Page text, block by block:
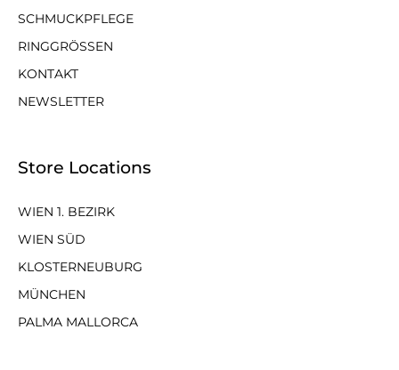
SCHMUCKPFLEGE
RINGGRÖSSEN
KONTAKT
NEWSLETTER
Store Locations
WIEN 1. BEZIRK
WIEN SÜD
KLOSTERNEUBURG
MÜNCHEN
PALMA MALLORCA